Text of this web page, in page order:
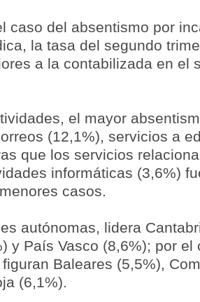
caso del absentismo por
la tasa del segundo
a la contabilizada en el
el mayor
(12,1%), servicios a
que los servicios
informáticas (3,6%)
casos.
autónomas, lidera
y País Vasco (8,6%); por el
Baleares (5,5%),
(6,1%).